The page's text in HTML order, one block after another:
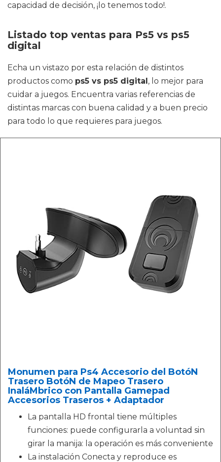
capacidad de decisión, ¡lo tenemos todo!.
Listado top ventas para Ps5 vs ps5
digital
Echa un vistazo por esta relación de distintos
productos como ps5 vs ps5 digital, lo mejor para
cuidar a juegos. Encuentra varias referencias de
distintas marcas con buena calidad y a buen precio
para todo lo que requieres para juegos.
Monumen para Ps4 Accesorio del BotóN
Trasero BotóN de Mapeo Trasero
InaláMbrico con Pantalla Gamepad
Accesorios Traseros + Adaptador
La pantalla HD frontal tiene múltiples
funciones: puede configurarla a voluntad sin
girar la manija: la operación es más conveniente
La instalación Conecta y reproduce es